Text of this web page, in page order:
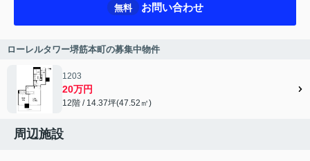
無料 お問い合わせ
ローレルタワー堺筋本町の募集中物件
1203
20万円
12階 / 14.37坪(47.52㎡)
周辺施設